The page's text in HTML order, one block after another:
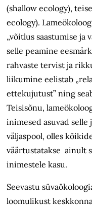
(shallow ecology),
ecology).
„võitlus saastumise ja
selle peamine
rahvaste tervist ja
liikumine eelistab
ettekujutust” ning
Teisisõnu,
inimesed asuvad
väljaspool, olles
väärtustatakse ainult
inimestele kasu.
Seevastu
loomulikust